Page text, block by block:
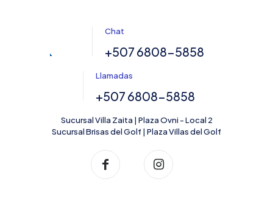
Chat
+507 6808-5858
Llamadas
+507 6808-5858
Sucursal Villa Zaita | Plaza Ovni - Local 2
Sucursal Brisas del Golf | Plaza Villas del Golf